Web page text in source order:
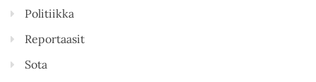
Politiikka
Reportaasit
Sota